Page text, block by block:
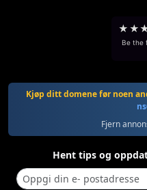
★ ★
Be the
Kjøp ditt domene før noen
Fjern
Hent tips og